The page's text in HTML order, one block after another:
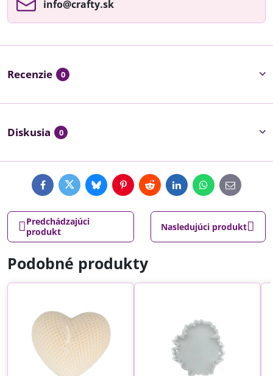
info​@crafty​.sk
Recenzie 0
Diskusia 0
FacebookTwitterBlueskyPinterestRedditLinkedInWhatsApp
E-
mail
Predchádzajúci
produkt
Nasledujúci produkt
Podobné produkty